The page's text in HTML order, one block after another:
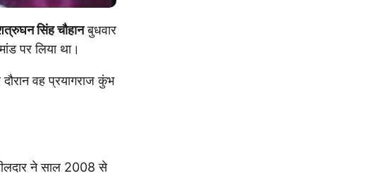
सिंह चौहानबुधवार
पर लिया था।
वह प्रयागराज कुंभ
ने साल 2008 से